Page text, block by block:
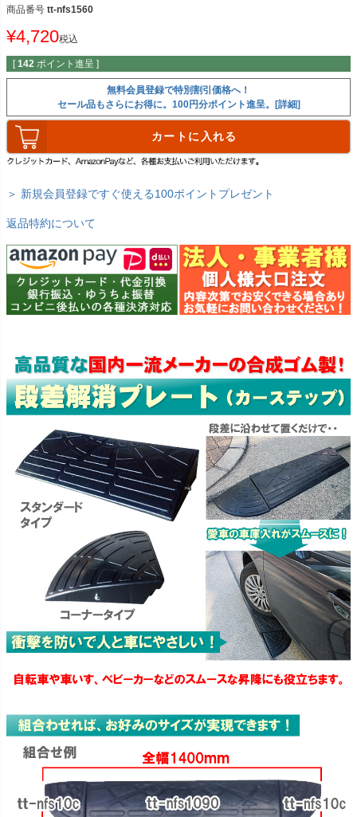
商品番号 tt-nfs1560
¥4,720税込
[ 142 ポイント進呈 ]
無料会員登録で特別割引価格へ！
セール品もさらにお得に。100円分ポイント進呈。[詳細]
カートに入れる
＞ 新規会員登録ですぐ使える100ポイントプレゼント
返品特約について